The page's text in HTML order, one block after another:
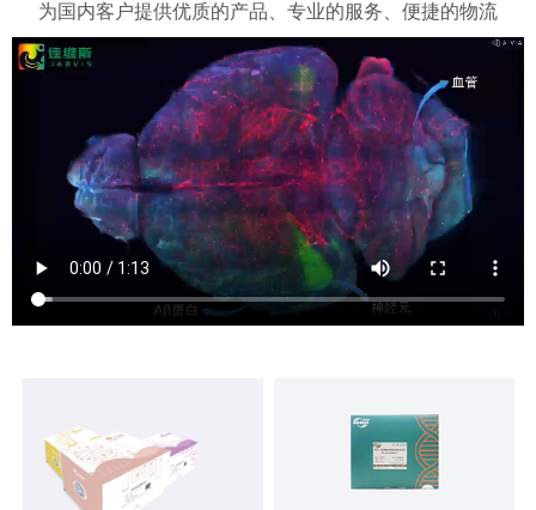
为国内客户提供优质的产品、专业的服务、便捷的物流